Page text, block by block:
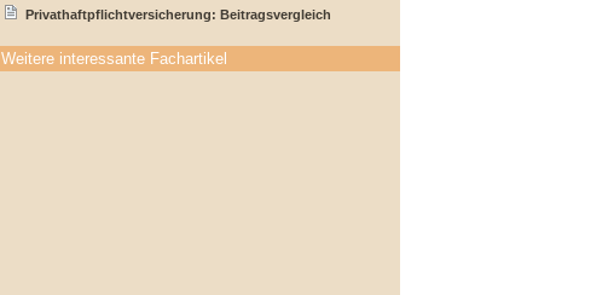
Privathaftpflichtversicherung: Beitragsvergleich
Weitere interessante Fachartikel